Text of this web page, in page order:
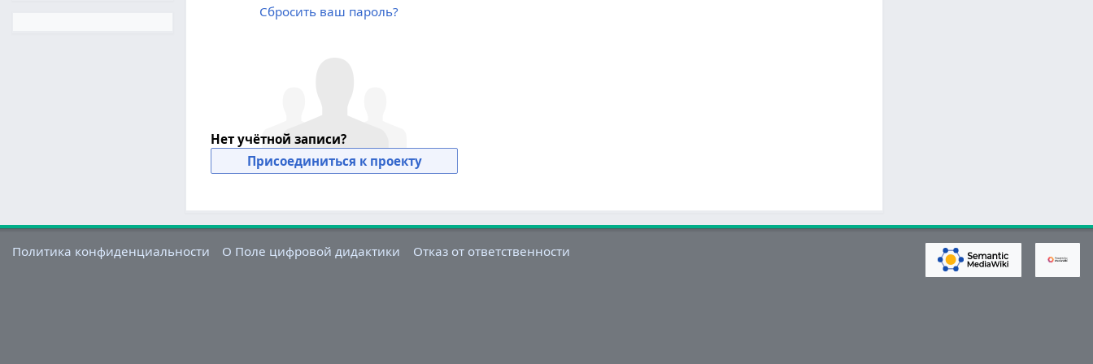
Сбросить ваш пароль?
Нет учётной записи?
Присоединиться к проекту
Политика конфиденциальности О Поле цифровой дидактики Отказ от ответственности